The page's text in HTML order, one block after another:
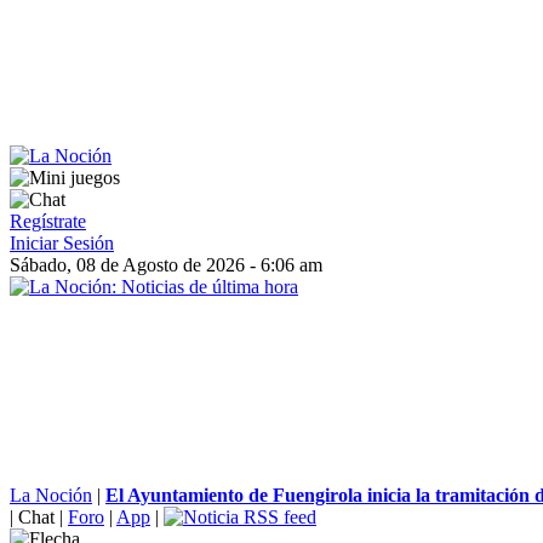
Regístrate
Iniciar Sesión
Sábado, 08 de Agosto de 2026 - 6:06 am
La Noción | El Ayuntamiento de Fuengirola inicia la tramitación
| Chat | Foro | App |